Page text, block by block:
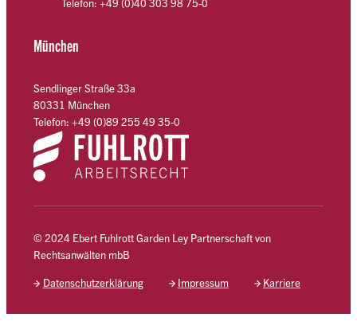
München
Sendlinger Straße 33a
80331 München
Telefon: +49 (0)89 255 49 35-0
© 2024 Ebert Fuhlrott Garden Ley Partnerschaft von
Rechtsanwälten mbB
Datenschutzerklärung Impressum Karriere